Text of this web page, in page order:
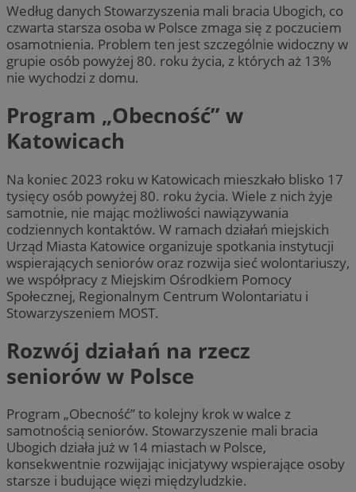
Według danych Stowarzyszenia mali bracia Ubogich, co
czwarta starsza osoba w Polsce zmaga się z poczuciem
osamotnienia. Problem ten jest szczególnie widoczny w
grupie osób powyżej 80. roku życia, z których aż 13%
nie wychodzi z domu.
Program „Obecność” w
Katowicach
Na koniec 2023 roku w Katowicach mieszkało blisko 17
tysięcy osób powyżej 80. roku życia. Wiele z nich żyje
samotnie, nie mając możliwości nawiązywania
codziennych kontaktów. W ramach działań miejskich
Urząd Miasta Katowice organizuje spotkania instytucji
wspierających seniorów oraz rozwija sieć wolontariuszy,
we współpracy z Miejskim Ośrodkiem Pomocy
Społecznej, Regionalnym Centrum Wolontariatu i
Stowarzyszeniem MOST.
Rozwój działań na rzecz
seniorów w Polsce
Program „Obecność” to kolejny krok w walce z
samotnością seniorów. Stowarzyszenie mali bracia
Ubogich działa już w 14 miastach w Polsce,
konsekwentnie rozwijając inicjatywy wspierające osoby
starsze i budujące więzi międzyludzkie.